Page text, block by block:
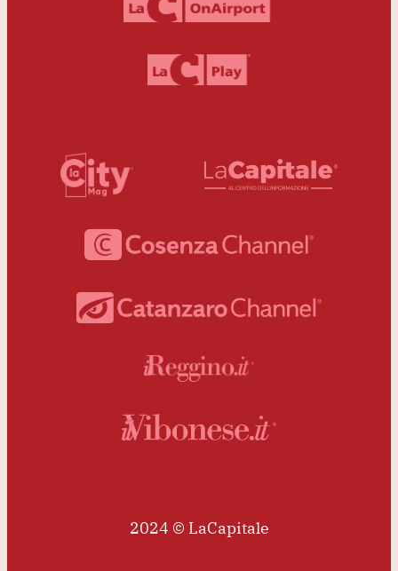
2024 © LaCapitale